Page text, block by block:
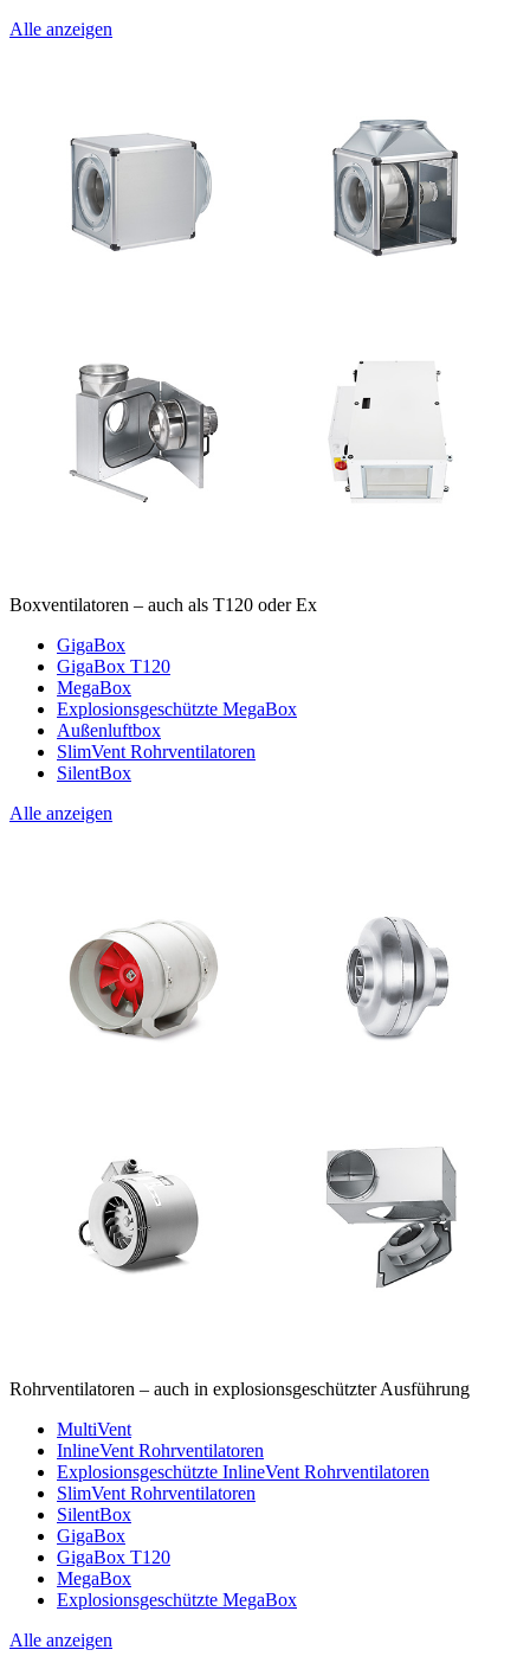
Alle anzeigen
Boxventilatoren – auch als T120 oder Ex
GigaBox
GigaBox T120
MegaBox
Explosionsgeschützte MegaBox
Außenluftbox
SlimVent Rohrventilatoren
SilentBox
Alle anzeigen
Rohrventilatoren – auch in explosionsgeschützter Ausführung
MultiVent
InlineVent Rohrventilatoren
Explosionsgeschützte InlineVent Rohrventilatoren
SlimVent Rohrventilatoren
SilentBox
GigaBox
GigaBox T120
MegaBox
Explosionsgeschützte MegaBox
Alle anzeigen